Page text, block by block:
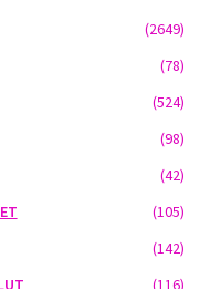
(2649)
(78)
(524)
(98)
(42)
(105)
(142)
(116)